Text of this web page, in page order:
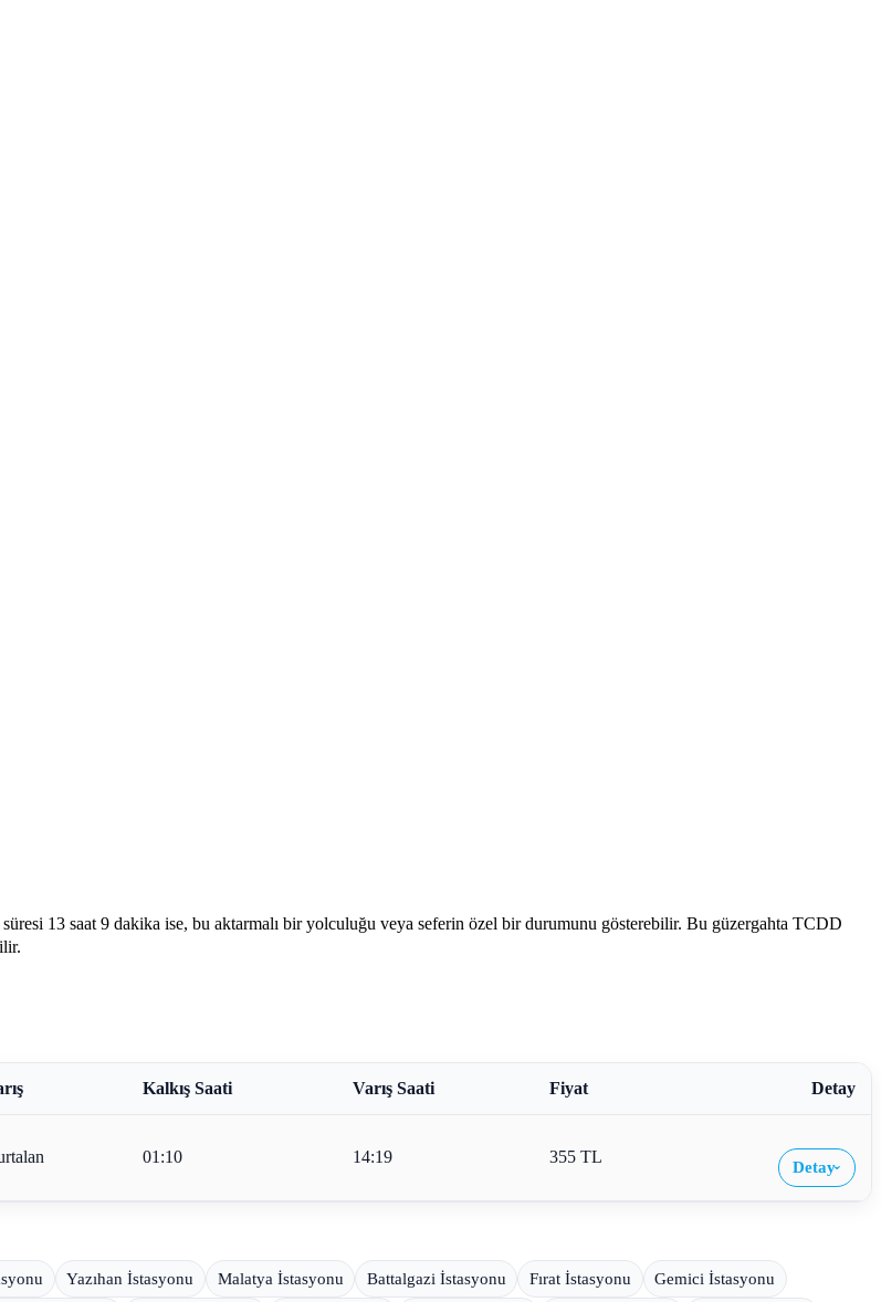
13 saat 9 dakika ise, bu aktarmalı bir yolculuğu veya seferin özel bir durumunu gösterebilir. Bu güzergahta TCDD
Kalkış Saati Varış Saati Fiyat Detay
01:10 14:19 355 TL
Detay›
Yazıhan İstasyonu Malatya İstasyonu Battalgazi İstasyonu Fırat İstasyonu Gemici İstasyonu